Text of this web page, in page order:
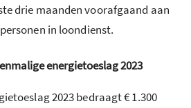
drie maanden voorafgaand aan
in loondienst.
energietoeslag 2023
2023 bedraagt € 1.300